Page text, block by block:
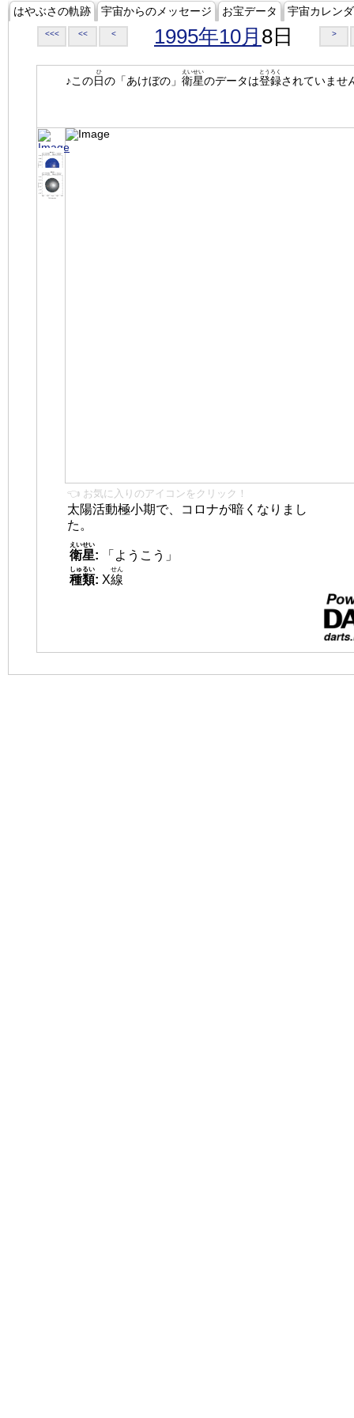
はやぶさの軌跡 宇宙からのメッセージ お宝データ 宇宙カレン
<<< << < 1995年10月 8日 >
♪この日
ひ
の「あけぼの」 衛星
えいせい
のデータは登録
とうろく
されていませ
👈 お気に入りのアイコンをクリック！
太陽活動極小期で、コロナが暗くなりまし
た。
衛星
えいせい
:
「ようこう」
種類
しゅるい
: X線
せん